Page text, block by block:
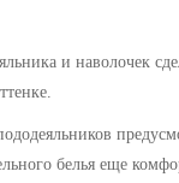
и наволочек
белья еще